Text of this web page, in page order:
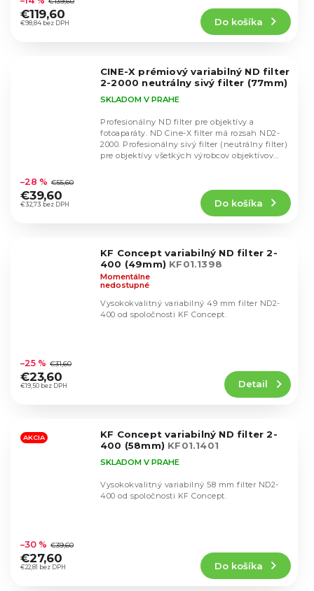
produktu
je
€98,84 bez DPH
€119,60
Do košíka
CINE-X prémiový variabilný ND filter
2-2000 neutrálny sivý filter (77mm)
hodnotenie
produktu
je
SKLADOM V PRAHE
€32,73 bez DPH
–28 % €55,60
€39,60
Do košíka
Profesionálny ND filter pre objektívy a
fotoaparáty. ND Cine-X filter má rozsah ND2-
2000. Profesionálny sivý filter (neutrálny filter)
pre objektívy všetkých výrobcov objektívov...
KF Concept variabilný ND filter 2-
400 (49mm) KF01.1398
hodnotenie
produktu
je
hviezdičiek.
Momentálne
nedostupné
€19,50 bez DPH
–25 % €31,60
€23,60 Detail
Vysokokvalitný variabilný 49 mm filter ND2-
400 od spoločnosti KF Concept.
AKCIA
KF Concept variabilný ND filter 2-
400 (58mm) KF01.1401
hodnotenie
produktu
je
SKLADOM V PRAHE
€22,81 bez DPH
–30 % €39,60
€27,60
Do košíka
Vysokokvalitný variabilný 58 mm filter ND2-
400 od spoločnosti KF Concept.